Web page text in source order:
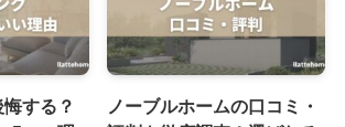
する？
ノーブルホームの口コミ・